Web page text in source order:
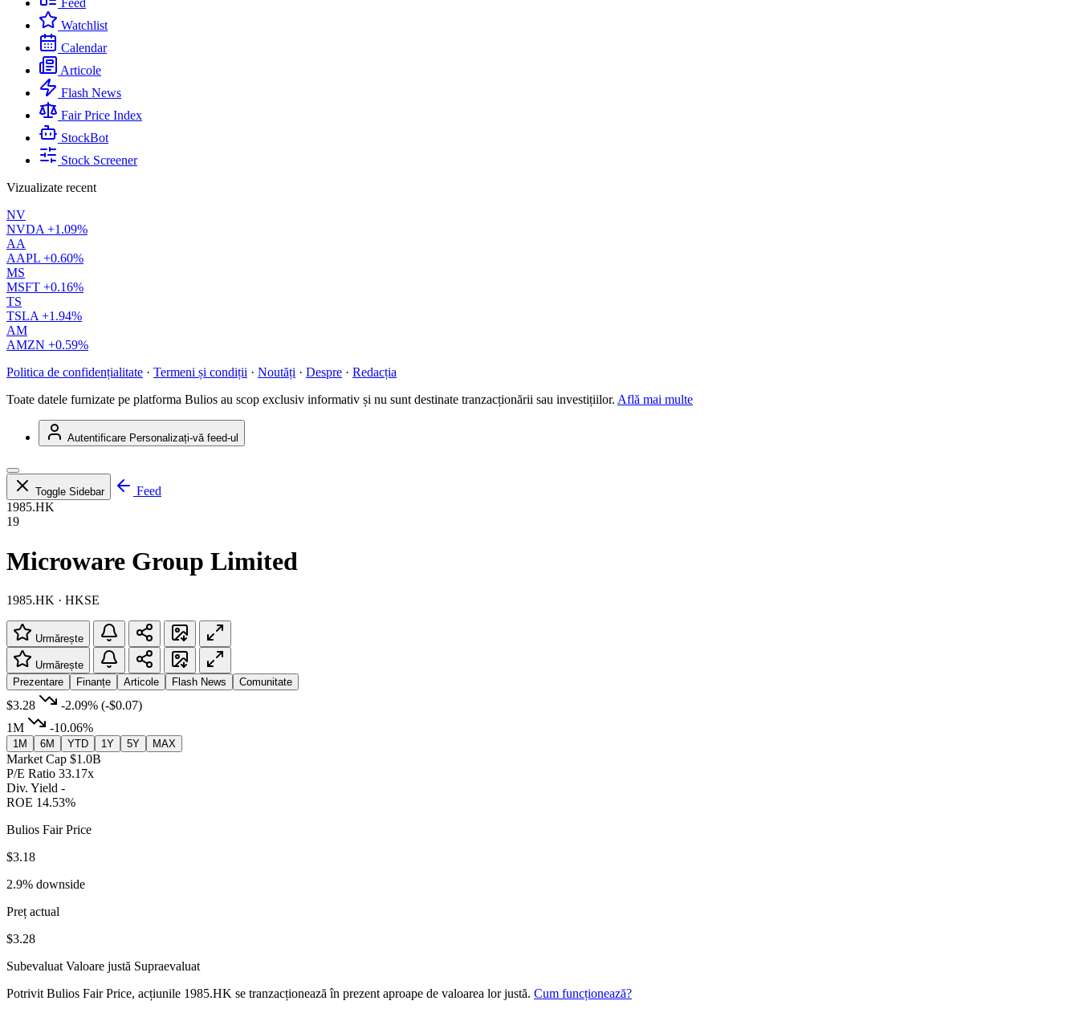
Feed
Watchlist
Calendar
Articole
Flash News
Fair Price Index
StockBot
Stock Screener
Vizualizate recent
NV
NVDA +1.09%
AA
AAPL +0.60%
MS
MSFT +0.16%
TS
TSLA +1.94%
AM
AMZN +0.59%
Politica de confidențialitate · Termeni și condiții · Noutăți · Despre · Redacția
Toate datele furnizate pe platforma Bulios au scop exclusiv informativ și nu sunt destinate tranzacționării sau investițiilor. Află mai multe
Autentificare Personalizați-vă feed-ul
Toggle Sidebar
Feed
1985.HK
19
Microware Group Limited
1985.HK · HKSE
Urmărește
Urmărește
Prezentare
Finanțe Articole Flash News Comunitate
$3.28 -2.09% (-$0.07)
1M
-10.06%
1M 6M YTD 1Y 5Y MAX
Market Cap $1.0B
P/E Ratio 33.17x
Div. Yield -
ROE 14.53%
Bulios Fair Price
$3.18
2.9% downside
Preț actual
$3.28
Subevaluat Valoare justă Supraevaluat
Potrivit Bulios Fair Price, acțiunile 1985.HK se tranzacționează în prezent aproape de valoarea lor justă. Cum funcționează?